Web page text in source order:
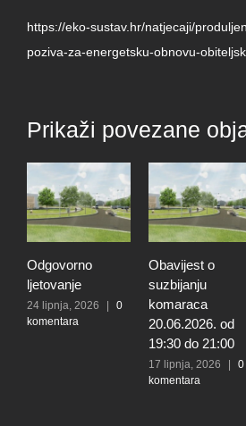
https://eko-sustav.hr/natjecaji/
poziva-za-energetsku-obnovu-
Prikaži povezane
Odgovorno
ljetovanje
24 lipnja, 2026
0
komentara
Obavijest o
suzbijanju
komaraca
20.06.2026. od
19:30 do 21:00
17 lipnja, 2026
0
komentara